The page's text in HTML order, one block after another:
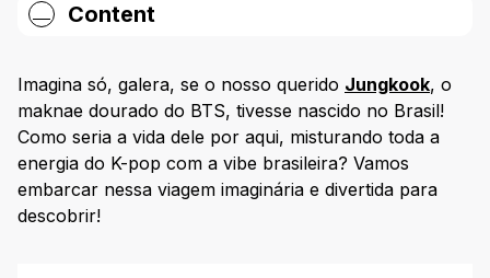
Content
Pratos preferidos do Jungkook brasileiro
Jungkook celebrando festas brasileiras
Vida pessoal e romances
Imagina só, galera, se o nosso querido Jungkook, o
maknae dourado do BTS, tivesse nascido no Brasil!
Como seria a vida dele por aqui, misturando toda a
energia do K-pop com a vibe brasileira? Vamos
embarcar nessa viagem imaginária e divertida para
descobrir!